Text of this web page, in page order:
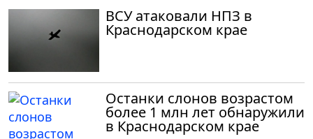
ВСУ атаковали НПЗ в
Краснодарском крае
Останки слонов возрастом
более 1 млн лет обнаружили
в Краснодарском крае